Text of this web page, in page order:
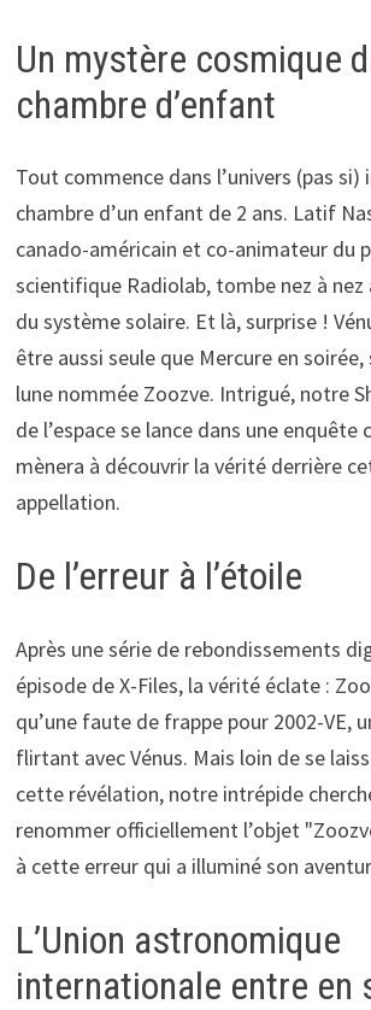
Un mystère cosmique
chambre d’enfant
Tout commence dans l’univers (pas si)
chambre d’un enfant de 2 ans. Latif
canado-américain et co-animateur du
scientifique Radiolab, tombe nez à nez
du système solaire. Et là, surprise !
être aussi seule que Mercure en
lune nommée Zoozve. Intrigué, notre
de l’espace se lance dans une enquête
mènera à découvrir la vérité derrière
appellation.
De l’erreur à l’étoile
Après une série de rebondissements
épisode de X-Files, la vérité éclate :
qu’une faute de frappe pour 2002-VE,
flirtant avec Vénus. Mais loin de se
cette révélation, notre intrépide
renommer officiellement l’objet
à cette erreur qui a illuminé son
L’Union astronomique
internationale entre en